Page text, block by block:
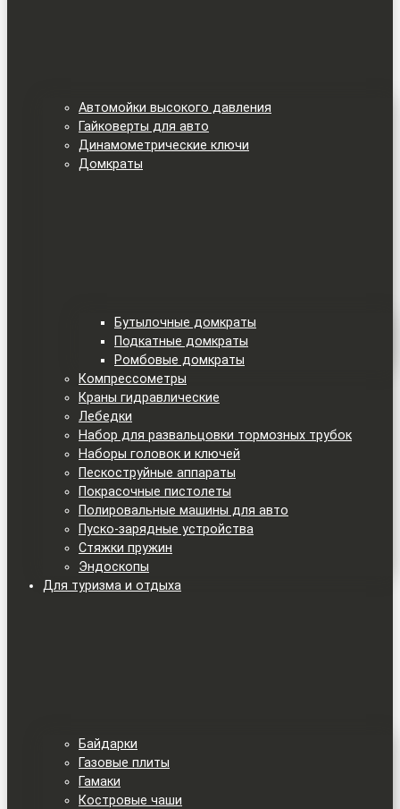
Автомойки высокого давления
Гайковерты для авто
Динамометрические ключи
Домкраты
Бутылочные домкраты
Подкатные домкраты
Ромбовые домкраты
Компрессометры
Краны гидравлические
Лебедки
Набор для развальцовки тормозных трубок
Наборы головок и ключей
Пескоструйные аппараты
Покрасочные пистолеты
Полировальные машины для авто
Пуско-зарядные устройства
Стяжки пружин
Эндоскопы
Для туризма и отдыха
Байдарки
Газовые плиты
Гамаки
Костровые чаши